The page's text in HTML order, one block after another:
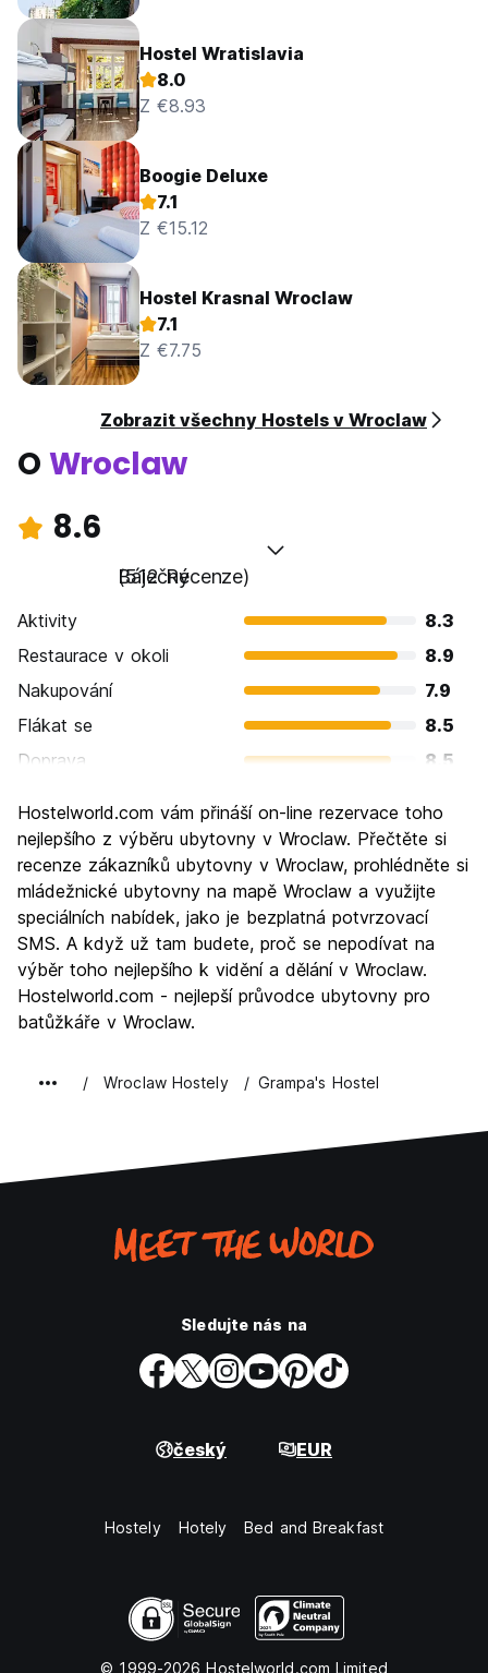
Hostel Wratislavia
8.0
Z €8.93
Boogie Deluxe
7.1
Z €15.12
Hostel Krasnal Wroclaw
7.1
Z €7.75
Zobrazit všechny Hostels v Wroclaw
O Wroclaw
8.6
Báječný
(512 Recenze)
Aktivity
8.3
Restaurace v okoli
8.9
Nakupování
7.9
Flákat se
8.5
Doprava
8.5
Kultura
8.9
Noční život
8.3
Hodnota za peníze
9.1
Hostelworld.com vám přináší on-line rezervace toho
nejlepšího z výběru ubytovny v Wroclaw. Přečtěte si
recenze zákazníků ubytovny v Wroclaw, prohlédněte si
mládežnické ubytovny na mapě Wroclaw a využijte
speciálních nabídek, jako je bezplatná potvrzovací
SMS. A když už tam budete, proč se nepodívat na
výběr toho nejlepšího k vidění a dělání v Wroclaw.
Hostelworld.com - nejlepší průvodce ubytovny pro
batůžkáře v Wroclaw.
Wroclaw Hostely Grampa's Hostel
Sledujte nás na
český EUR
Hostely Hotely Bed and Breakfast
© 1999-2026 Hostelworld.com Limited